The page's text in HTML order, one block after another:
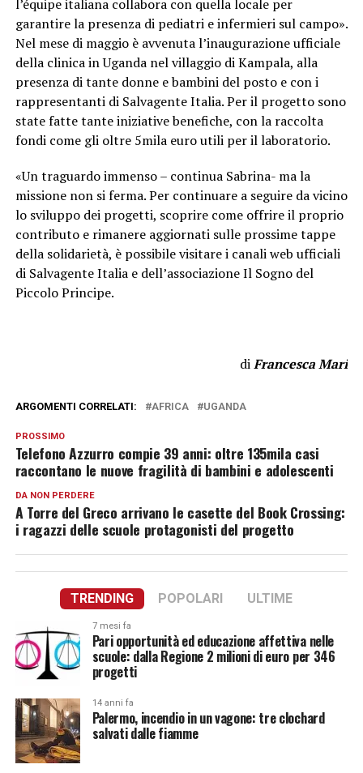
l’équipe italiana collabora con quella locale per
garantire la presenza di pediatri e infermieri sul campo».
Nel mese di maggio è avvenuta l’inaugurazione ufficiale
della clinica in Uganda nel villaggio di Kampala, alla
presenza di tante donne e bambini del posto e con i
rappresentanti di Salvagente Italia. Per il progetto sono
state fatte tante iniziative benefiche, con la raccolta
fondi come gli oltre 5mila euro utili per il laboratorio.
«Un traguardo immenso – continua Sabrina- ma la
missione non si ferma. Per continuare a seguire da vicino
lo sviluppo dei progetti, scoprire come offrire il proprio
contributo e rimanere aggiornati sulle prossime tappe
della solidarietà, è possibile visitare i canali web ufficiali
di Salvagente Italia e dell’associazione Il Sogno del
Piccolo Principe.
diFrancesca Mari
ARGOMENTI CORRELATI: AFRICA UGANDA
PROSSIMO
Telefono Azzurro compie 39 anni: oltre 135mila casi
raccontano le nuove fragilità di bambini e adolescenti
DA NON PERDERE
A Torre del Greco arrivano le casette del Book Crossing:
i ragazzi delle scuole protagonisti del progetto
TRENDING POPOLARI ULTIME
7 mesi fa
Pari opportunità ed educazione affettiva nelle
scuole: dalla Regione 2 milioni di euro per 346
progetti
14 anni fa
Palermo, incendio in un vagone: tre clochard
salvati dalle fiamme